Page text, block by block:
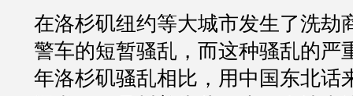
在洛杉矶纽约等大城市发生了洗劫
警车的短暂骚乱，而这种骚乱的严
年洛杉矶骚乱相比，用中国东北话